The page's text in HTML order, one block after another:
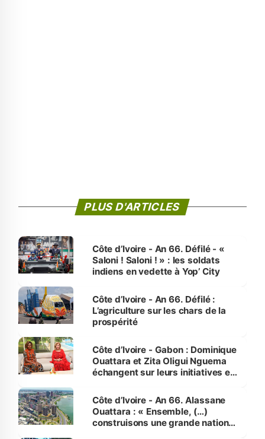
PLUS D'ARTICLES
Côte d’Ivoire - An 66. Défilé - «
Saloni ! Saloni ! » : les soldats
indiens en vedette à Yop’ City
Côte d’Ivoire - An 66. Défilé :
L’agriculture sur les chars de la
prospérité
Côte d’Ivoire - Gabon : Dominique
Ouattara et Zita Oligui Nguema
échangent sur leurs initiatives en
enfants
Côte d’Ivoire - An 66. Alassane
Ouattara : « Ensemble, (…)
construisons une grande nation